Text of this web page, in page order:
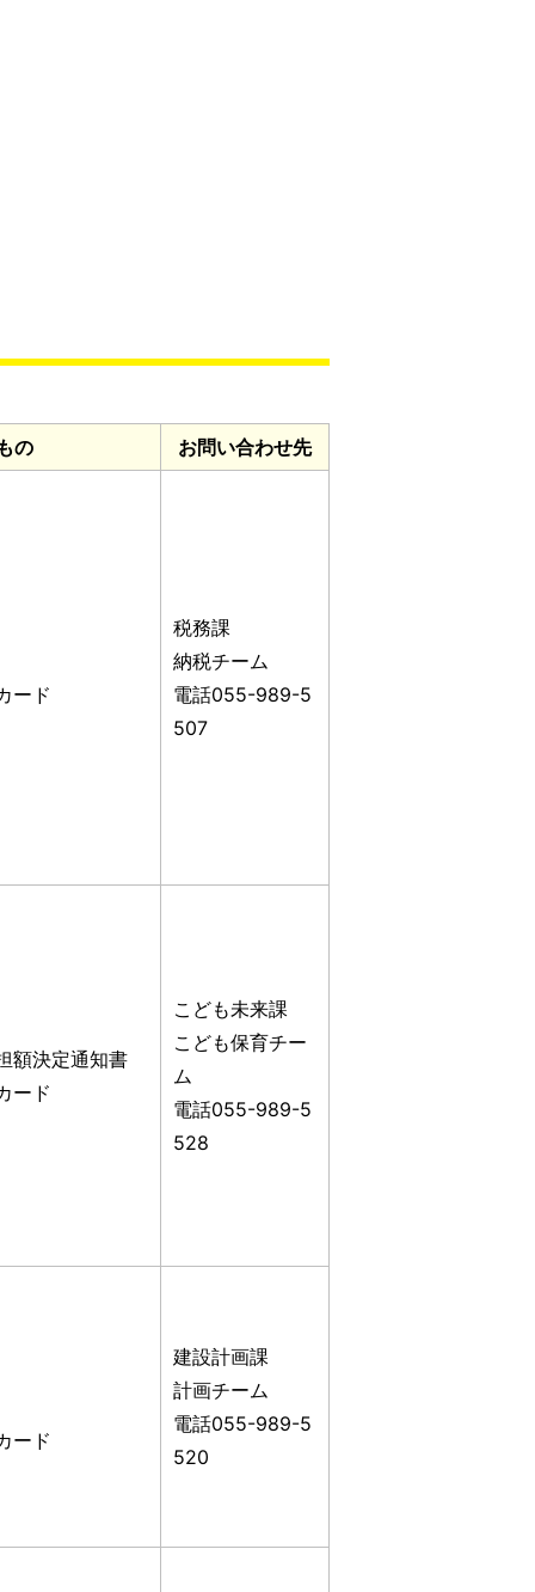
の お問い合わせ先
ード
税務課
納税チーム
電話055-989-5
507
額決定通知書
ード
こども未来課
こども保育チー
ム
電話055-989-5
528
ード
建設計画課
計画チーム
電話055-989-5
520